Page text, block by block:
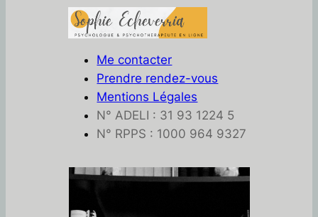
Me contacter
Prendre rendez-vous
Mentions Légales
N° ADELI : 31 93 1224 5
N° RPPS : 1000 964 9327